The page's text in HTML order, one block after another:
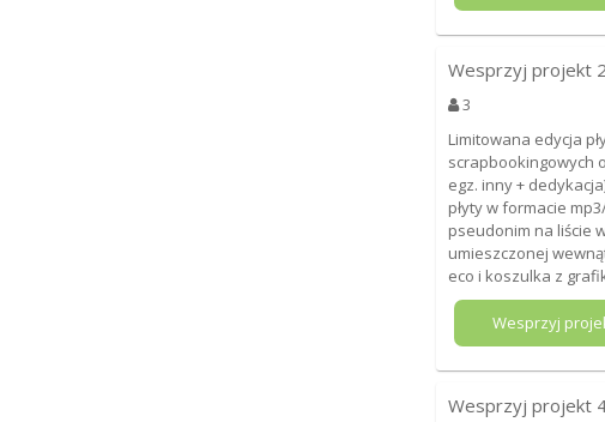
Wesprzyj projekt
3
Limitowana edycja
scrapbookingowych
egz. inny +
płyty w formacie
pseudonim na liście
umieszczonej
eco i koszulka z
Wesprzyj
Wesprzyj projekt